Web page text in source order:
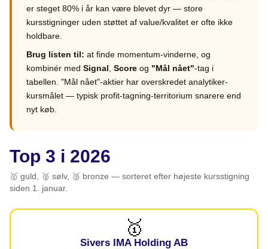
er steget 80% i år kan være blevet dyr — store
kursstigninger uden støttet af value/kvalitet er ofte ikke
holdbare.
Brug listen til: at finde momentum-vinderne, og
kombinér med Signal Score og "Mål nået"-tag i
tabellen. "Mål nået"-aktier har overskredet analytiker-
kursmålet — typisk profit-tagning-territorium snarere end
nyt køb.
Top 3 i 2026
🥇 guld, 🥈 sølv, 🥉 bronze — sorteret efter højeste kursstigning
siden 1. januar.
🥇
Sivers IMA Holding AB